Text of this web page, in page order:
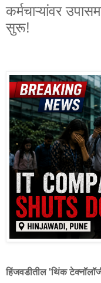
कर्मचाऱ्यांवर
सुरू!
हिंजवडीतील 'थिंक